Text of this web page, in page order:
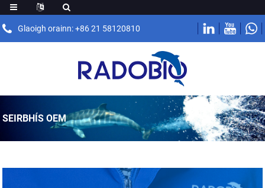
Glaoigh orainn: +86 21 58120810
SEIRBHÍS OEM